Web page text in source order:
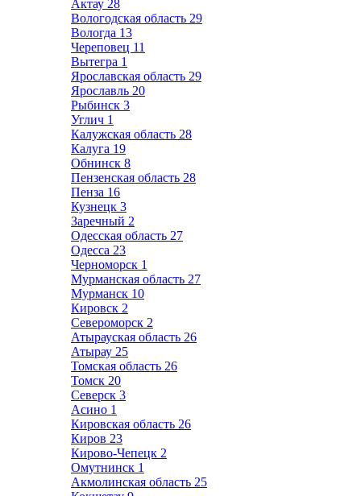
Актау 28
Вологодская область 29
Вологда 13
Череповец 11
Вытегра 1
Ярославская область 29
Ярославль 20
Рыбинск 3
Углич 1
Калужская область 28
Калуга 19
Обнинск 8
Пензенская область 28
Пенза 16
Кузнецк 3
Заречный 2
Одесская область 27
Одесса 23
Черноморск 1
Мурманская область 27
Мурманск 10
Кировск 2
Североморск 2
Атырауская область 26
Атырау 25
Томская область 26
Томск 20
Северск 3
Асино 1
Кировская область 26
Киров 23
Кирово-Чепецк 2
Омутнинск 1
Акмолинская область 25